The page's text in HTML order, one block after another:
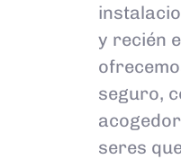
y recién
seguro,
seres